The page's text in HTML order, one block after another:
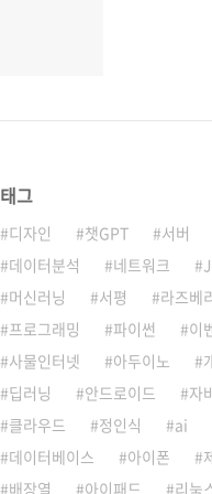
태그
디자인 챗GPT
서버
데이터분석
네트워크
머신러닝
서평
라즈베
프로그래밍
파이썬
이
사물인터넷
아두이노
딥러닝
안드로이드
자
클라우드
정인식 ai
데이터베이스
아이폰
배장열
아이패드 리눅